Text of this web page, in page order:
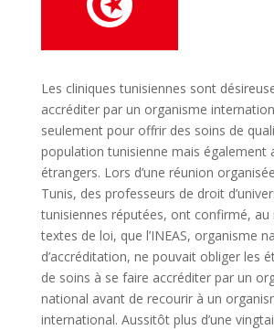
Les cliniques tunisiennes sont
accréditer par un organisme
seulement pour offrir des soins de
population tunisienne mais également
étrangers. Lors d’une réunion
Tunis, des professeurs de droit
tunisiennes réputées, ont confirmé, au
textes de loi, que l’INEAS, organisme
d’accréditation, ne pouvait obliger les
de soins à se faire accréditer par un
national avant de recourir à un
international. Aussitôt plus d’une